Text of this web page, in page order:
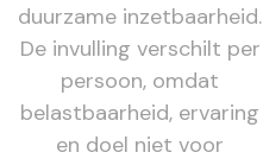
duurzame inzetbaarheid.
De invulling verschilt per
persoon, omdat
belastbaarheid, ervaring
en doel niet voor